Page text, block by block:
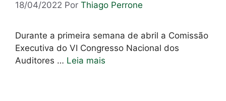
18/04/2022 Por Thiago Perrone
Durante a primeira semana de abril a Comissão
Executiva do VI Congresso Nacional dos
Auditores … Leia mais